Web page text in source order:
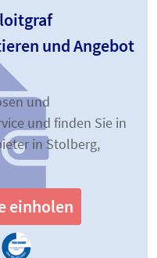
und Angebot
und
und finden Sie in
in Stolberg,
einholen